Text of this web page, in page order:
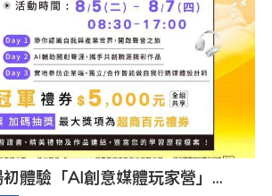
體驗「AI創意媒體玩家營」開